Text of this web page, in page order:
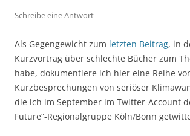
Schreibe eine Antwort
Als Gegengewicht zum letzten Beitrag, in
Kurzvortrag über schlechte Bücher zum
habe, dokumentiere ich hier eine Reihe
Kurzbesprechungen von seriöser
die ich im September im Twitter-Account
Future“-Regionalgruppe Köln/Bonn